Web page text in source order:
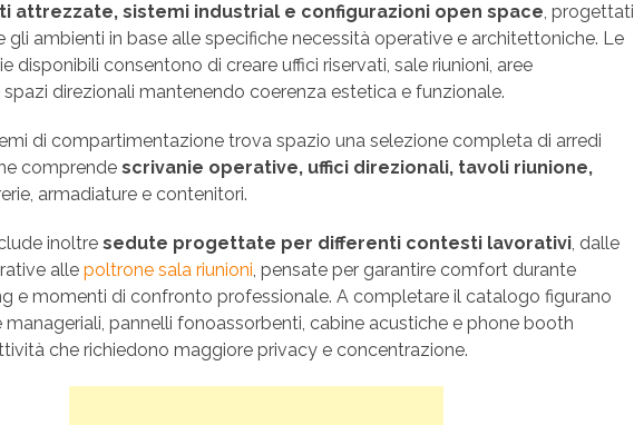
attrezzate, sistemi industrial e configurazioni open space, progettati
gli ambienti in base alle specifiche necessità operative e architettoniche. Le
disponibili consentono di creare uffici riservati, sale riunioni, aree
direzionali mantenendo coerenza estetica e funzionale.
di compartimentazione trova spazio una selezione completa di arredi
comprende scrivanie operative, uffici direzionali, tavoli riunione,
armadiature e contenitori.
inoltre sedute progettate per differenti contesti lavorativi, dalle
alle poltrone sala riunioni, pensate per garantire comfort durante
e momenti di confronto professionale. A completare il catalogo figurano
pannelli fonoassorbenti, cabine acustiche e phone booth
che richiedono maggiore privacy e concentrazione.